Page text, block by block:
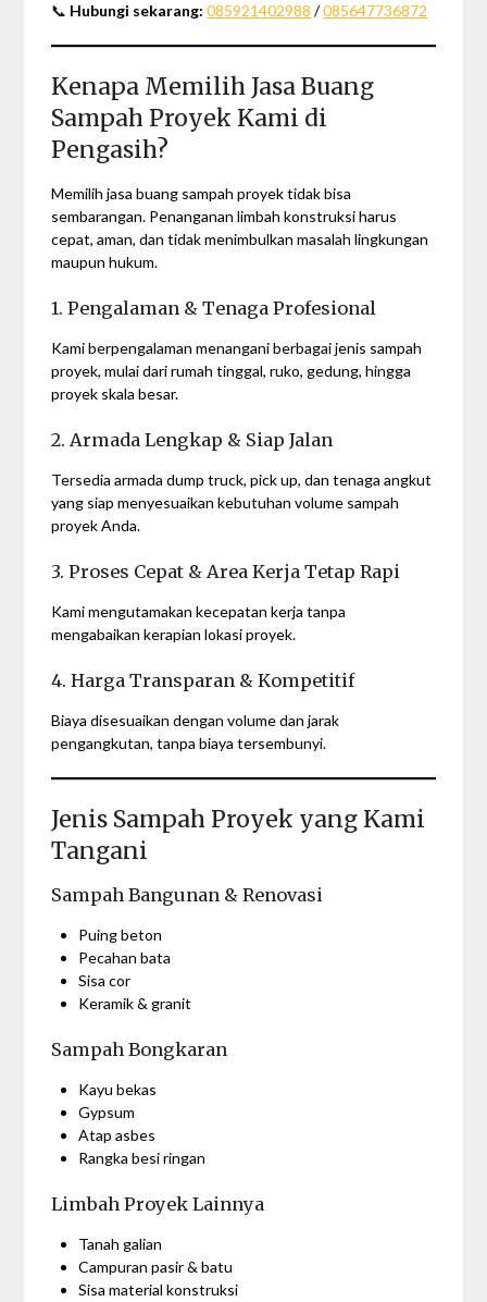
📞 Hubungi sekarang: 085921402988 /085647736872
Kenapa Memilih Jasa Buang
Sampah Proyek Kami di
Pengasih?
Memilih jasa buang sampah proyek tidak bisa
sembarangan. Penanganan limbah konstruksi harus
cepat, aman, dan tidak menimbulkan masalah lingkungan
maupun hukum.
1. Pengalaman & Tenaga Profesional
Kami berpengalaman menangani berbagai jenis sampah
proyek, mulai dari rumah tinggal, ruko, gedung, hingga
proyek skala besar.
2. Armada Lengkap & Siap Jalan
Tersedia armada dump truck, pick up, dan tenaga angkut
yang siap menyesuaikan kebutuhan volume sampah
proyek Anda.
3. Proses Cepat & Area Kerja Tetap Rapi
Kami mengutamakan kecepatan kerja tanpa
mengabaikan kerapian lokasi proyek.
4. Harga Transparan & Kompetitif
Biaya disesuaikan dengan volume dan jarak
pengangkutan, tanpa biaya tersembunyi.
Jenis Sampah Proyek yang Kami
Tangani
Sampah Bangunan & Renovasi
Puing beton
Pecahan bata
Sisa cor
Keramik & granit
Sampah Bongkaran
Kayu bekas
Gypsum
Atap asbes
Rangka besi ringan
Limbah Proyek Lainnya
Tanah galian
Campuran pasir & batu
Sisa material konstruksi